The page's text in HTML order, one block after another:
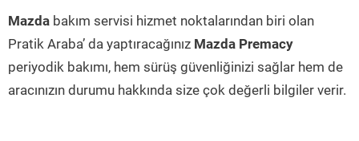
Mazda bakım servisi hizmet noktalarından biri olan
Pratik Araba’ da yaptıracağınız Mazda Premacy
periyodik bakımı, hem sürüş güvenliğinizi sağlar hem de
aracınızın durumu hakkında size çok değerli bilgiler verir.